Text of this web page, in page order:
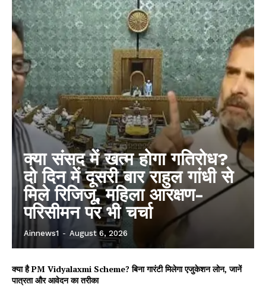
क्या संसद में खत्म होगा गतिरोध?
दो दिन में दूसरी बार राहुल गांधी से
मिले रिजिजू, महिला आरक्षण-
परिसीमन पर भी चर्चा
Ainnews1 - August 6, 2026
क्या है PM Vidyalaxmi Scheme? बिना गारंटी मिलेगा एजुकेशन लोन, जानें
पात्रता और आवेदन का तरीका